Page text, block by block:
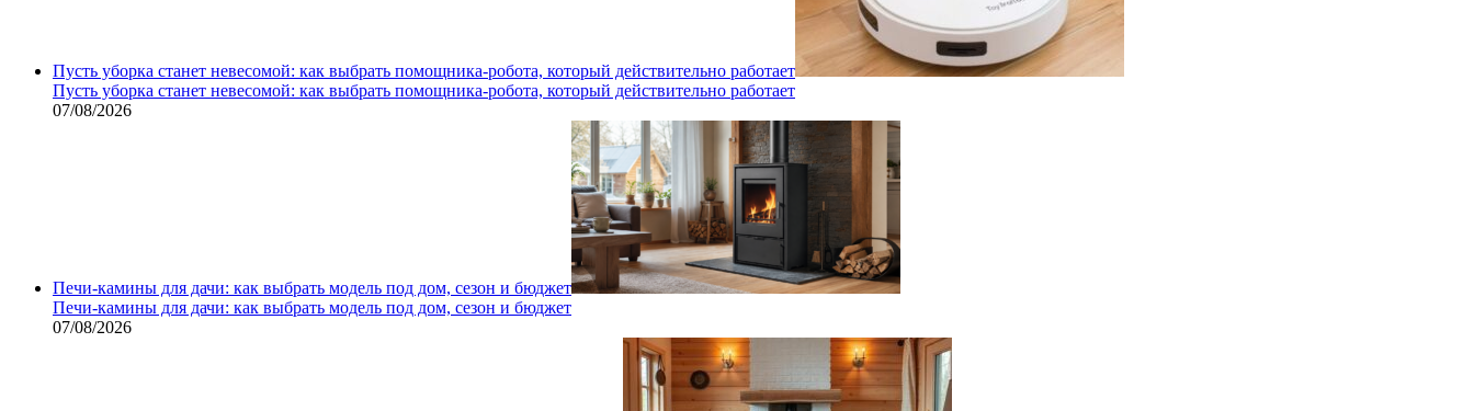
Пусть уборка станет невесомой: как выбрать помощника‑робота, который действительно работает
Пусть уборка станет невесомой: как выбрать помощника‑робота, который действительно работает
07/08/2026
Печи-камины для дачи: как выбрать модель под дом, сезон и бюджет
Печи-камины для дачи: как выбрать модель под дом, сезон и бюджет
07/08/2026